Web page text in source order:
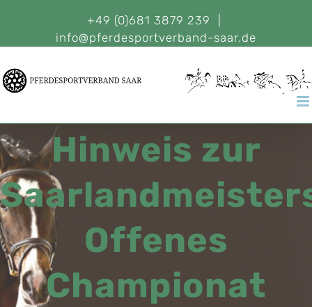
+49 (0)681 3879 239
info@pferdesportverband-saar.de
Hinweis zur
Offenes
Championat